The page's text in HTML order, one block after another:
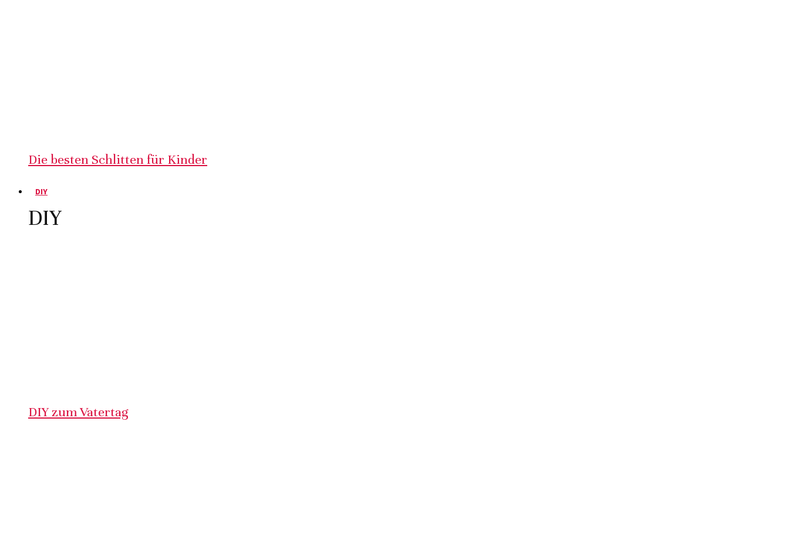
Die besten Schlitten für Kinder
DIY
DIY
DIY zum Vatertag